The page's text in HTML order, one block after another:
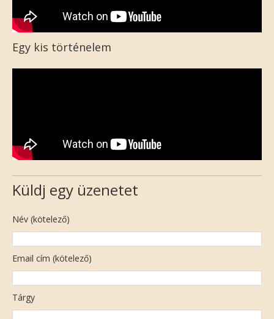
Egy kis történelem
Küldj egy üzenetet
Név (kötelező)
Email cím (kötelező)
Tárgy